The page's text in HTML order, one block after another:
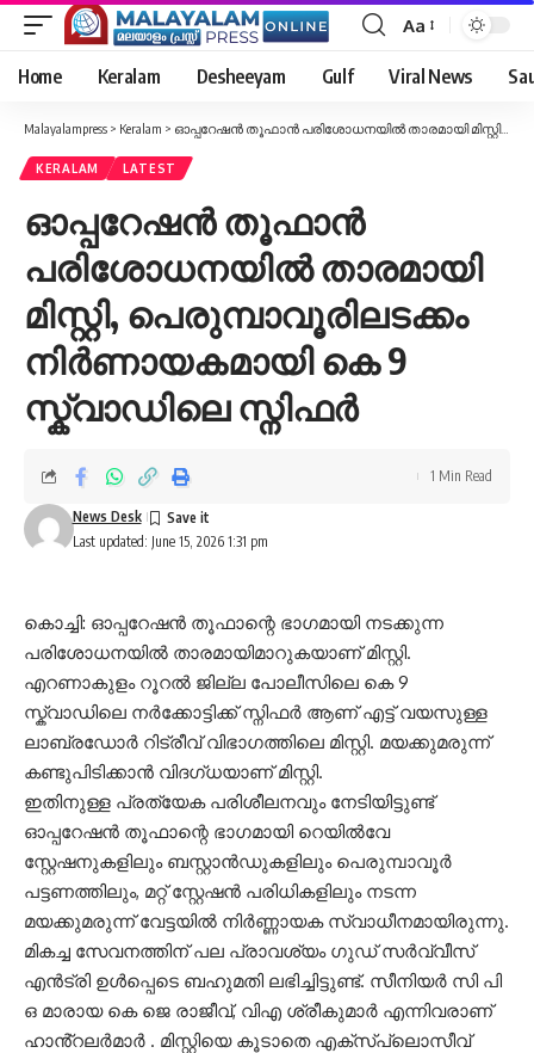
Font
Resizer
Aa
Home Keralam Desheeyam Gulf Viral News
Malayalampress > Keralam > ഓപ്പറേഷൻ തൂഫാൻ പരിശോധനയിൽ താരമായി മിസ്റ്റി, പെരുമ്പാവൂരിലടക്കം നിര്‍ണായകമായി കെ 9 സ്ക്വാഡിലെ സ്നിഫര്‍
KERALAM LATEST
ഓപ്പറേഷൻ തൂഫാൻ
പരിശോധനയിൽ താരമായി
മിസ്റ്റി, പെരുമ്പാവൂരിലടക്കം
നിര്‍ണായകമായി കെ 9
സ്ക്വാഡിലെ സ്നിഫര്‍
Last updated: June 15, 2026 1:31 pm
News Desk
1 Min Read
കൊച്ചി: ഓപ്പറേഷൻ തൂഫാന്റെ ഭാഗമായി നടക്കുന്ന
പരിശോധനയിൽ താരമായിമാറുകയാണ് മിസ്റ്റി.
എറണാകുളം റൂറൽ ജില്ല പോലീസിലെ കെ 9
സ്ക്വാഡിലെ നർക്കോട്ടിക്ക് സ്നിഫർ ആണ് എട്ട് വയസുള്ള
ലാബ്രഡോർ റിട്രീവ് വിഭാഗത്തിലെ മിസ്റ്റി. മയക്കുമരുന്ന്
കണ്ടുപിടിക്കാൻ വിദഗ്ധയാണ് മിസ്റ്റി.
ഇതിനുള്ള പ്രത്യേക പരിശീലനവും നേടിയിട്ടുണ്ട്
ഓപ്പറേഷൻ തൂഫാന്റെ ഭാഗമായി റെയിൽവേ
സ്റ്റേഷനുകളിലും ബസ്റ്റാൻഡുകളിലും പെരുമ്പാവൂർ
പട്ടണത്തിലും, മറ്റ് സ്റ്റേഷൻ പരിധികളിലും നടന്ന
മയക്കുമരുന്ന് വേട്ടയിൽ നിർണ്ണായക സ്വാധീനമായിരുന്നു.
മികച്ച സേവനത്തിന് പല പ്രാവശ്യം ഗുഡ് സർവ്വീസ്
എൻട്രി ഉൾപ്പെടെ ബഹുമതി ലഭിച്ചിട്ടുണ്ട്. സീനിയർ സി പി
ഒ മാരായ കെ ജെ രാജീവ്, വിഎ ശ്രീകുമാർ എന്നിവരാണ്
ഹാൻ്റലർമാർ . മിസ്റ്റിയെ കൂടാതെ എക്സ്പ്ലൊസീവ്